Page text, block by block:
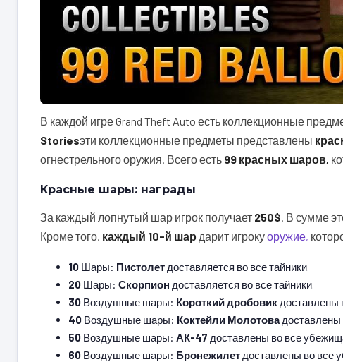
В каждой игре Grand Theft Auto есть коллекционные
Storiesэти коллекционные предметы представлены
огнестрельного оружия. Всего есть 99 красных шаров,
Красные шары: награды
За каждый лопнутый шар игрок получает 250$. В сумме
Кроме того, каждый 10-й шар дарит игрокуоружие,
10 Шары: Пистолет доставляется во все тайники.
20 Шары: Скорпион доставляется во все тайники.
30 Воздушные шары: Короткий дробовик доставлены
40 Воздушные шары: Коктейли Молотовадоставлены
50 Воздушные шары: АК-47 доставлены во все
60 Воздушные шары: Бронежилет доставлены во все